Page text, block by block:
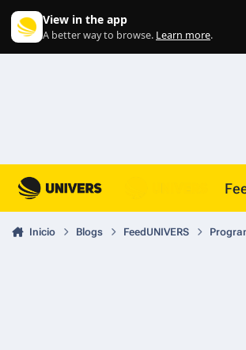
View in the app
A better way to browse. Learn more.
Inicio Blogs FeedUNIVERS